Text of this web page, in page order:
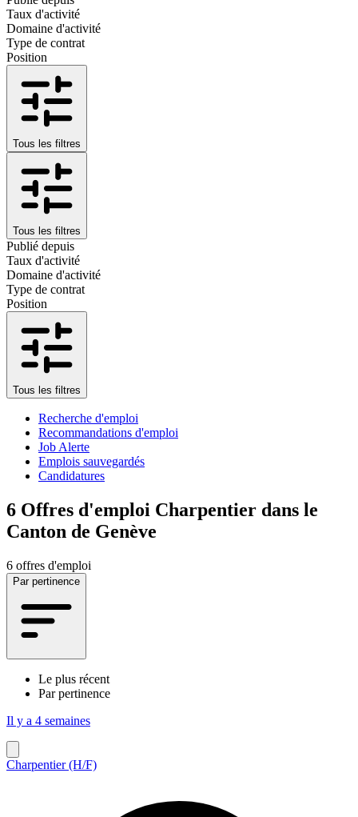
Taux d'activité
Domaine d'activité
Type de contrat
Position
Tous les filtres
Tous les filtres
Publié depuis
Taux d'activité
Domaine d'activité
Type de contrat
Position
Tous les filtres
Recherche d'emploi
Recommandations d'emploi
Job Alerte
Emplois sauvegardés
Candidatures
6 Offres d'emploi Charpentier dans le
Canton de Genève
6 offres d'emploi
Par pertinence
Le plus récent
Par pertinence
Il y a 4 semaines
Charpentier (H/F)